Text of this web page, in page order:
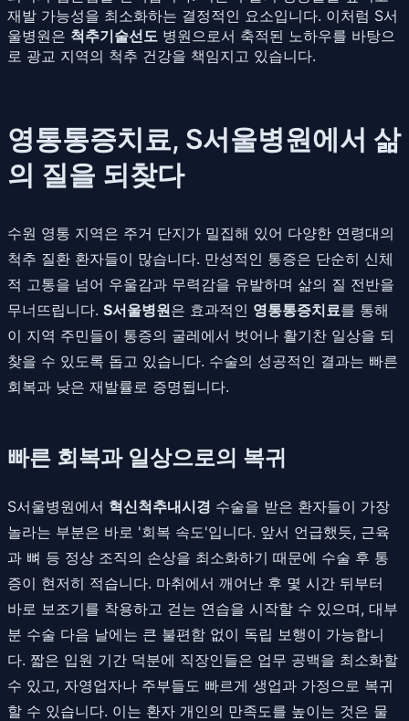
재발 가능성을 최소화하는 결정적인 요소입니다. 이처럼 S서
울병원은 척추기술선도 병원으로서 축적된 노하우를 바탕으
로 광교 지역의 척추 건강을 책임지고 있습니다.
영통통증치료, S서울병원에서 삶
의 질을 되찾다
수원 영통 지역은 주거 단지가 밀집해 있어 다양한 연령대의
척추 질환 환자들이 많습니다. 만성적인 통증은 단순히 신체
적 고통을 넘어 우울감과 무력감을 유발하며 삶의 질 전반을
무너뜨립니다. S서울병원은 효과적인 영통통증치료를 통해
이 지역 주민들이 통증의 굴레에서 벗어나 활기찬 일상을 되
찾을 수 있도록 돕고 있습니다. 수술의 성공적인 결과는 빠른
회복과 낮은 재발률로 증명됩니다.
빠른 회복과 일상으로의 복귀
S서울병원에서 혁신척추내시경 수술을 받은 환자들이 가장
놀라는 부분은 바로 '회복 속도'입니다. 앞서 언급했듯, 근육
과 뼈 등 정상 조직의 손상을 최소화하기 때문에 수술 후 통
증이 현저히 적습니다. 마취에서 깨어난 후 몇 시간 뒤부터
바로 보조기를 착용하고 걷는 연습을 시작할 수 있으며, 대부
분 수술 다음 날에는 큰 불편함 없이 독립 보행이 가능합니
다. 짧은 입원 기간 덕분에 직장인들은 업무 공백을 최소화할
수 있고, 자영업자나 주부들도 빠르게 생업과 가정으로 복귀
할 수 있습니다. 이는 환자 개인의 만족도를 높이는 것은 물